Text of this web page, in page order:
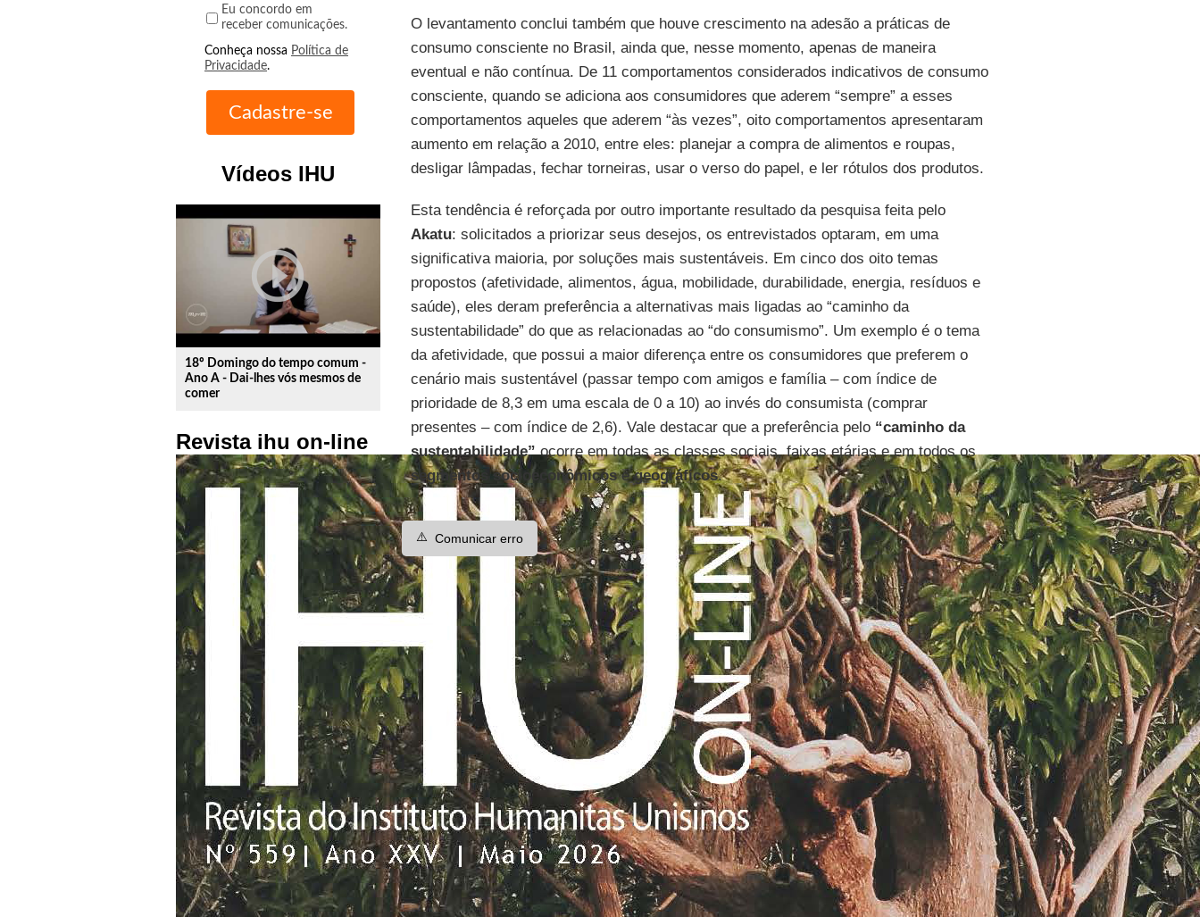
Eu concordo em
receber comunicações.
Conheça nossa Política de
Privacidade.
Vídeos IHU
play_circle_outline
18º Domingo do tempo comum -
Ano A - Dai-lhes vós mesmos de
comer
Revista ihu on-line
O levantamento conclui também que houve crescimento na adesão a práticas de
consumo consciente no Brasil, ainda que, nesse momento, apenas de maneira
eventual e não contínua. De 11 comportamentos considerados indicativos de consumo
consciente, quando se adiciona aos consumidores que aderem “sempre” a esses
comportamentos aqueles que aderem “às vezes”, oito comportamentos apresentaram
aumento em relação a 2010, entre eles: planejar a compra de alimentos e roupas,
desligar lâmpadas, fechar torneiras, usar o verso do papel, e ler rótulos dos produtos.
Esta tendência é reforçada por outro importante resultado da pesquisa feita pelo
Akatu: solicitados a priorizar seus desejos, os entrevistados optaram, em uma
significativa maioria, por soluções mais sustentáveis. Em cinco dos oito temas
propostos (afetividade, alimentos, água, mobilidade, durabilidade, energia, resíduos e
saúde), eles deram preferência a alternativas mais ligadas ao “caminho da
sustentabilidade” do que as relacionadas ao “do consumismo”. Um exemplo é o tema
da afetividade, que possui a maior diferença entre os consumidores que preferem o
cenário mais sustentável (passar tempo com amigos e família – com índice de
prioridade de 8,3 em uma escala de 0 a 10) ao invés do consumista (comprar
presentes – com índice de 2,6). Vale destacar que a preferência pelo “caminho da
sustentabilidade”ocorre em todas as classes sociais, faixas etárias e em todos os
segmentos socioeconômicosegeográficos.
⚠️ Comunicar erro